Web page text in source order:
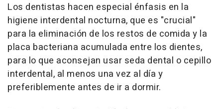
Los dentistas hacen especial énfasis en la
higiene interdental nocturna, que es "crucial"
para la eliminación de los restos de comida y la
placa bacteriana acumulada entre los dientes,
para lo que aconsejan usar seda dental o cepillo
interdental, al menos una vez al día y
preferiblemente antes de ir a dormir.